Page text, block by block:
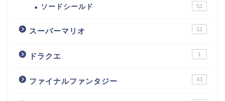
ソードシールド 52
スーパーマリオ 12
ドラクエ 1
ファイナルファンタジー 43